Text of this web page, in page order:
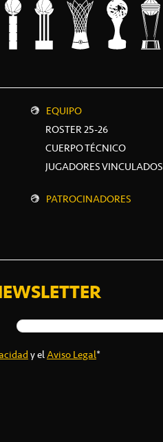
EQUIPO
ROSTER 25-26
CUERPO TÉCNICO
JUGADORES VINCULADOS
PATROCINADORES
y elAviso Legal*